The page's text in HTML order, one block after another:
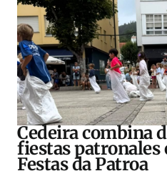
Cedeira combina
fiestas patronales
Festas da Patroa